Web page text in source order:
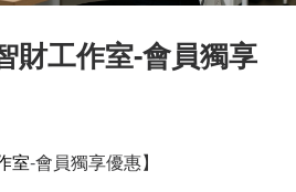
財工作室-會員獨享
室-會員獨享優惠】